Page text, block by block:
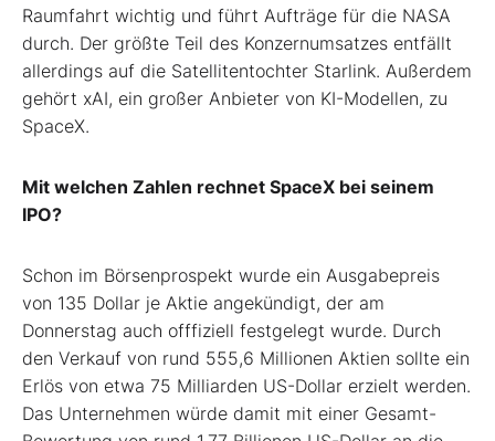
Raumfahrt wichtig und führt Aufträge für die NASA
durch. Der größte Teil des Konzernumsatzes entfällt
allerdings auf die Satellitentochter Starlink. Außerdem
gehört xAI, ein großer Anbieter von KI-Modellen, zu
SpaceX.
Mit welchen Zahlen rechnet SpaceX bei seinem
IPO?
Schon im Börsenprospekt wurde ein Ausgabepreis
von 135 Dollar je Aktie angekündigt, der am
Donnerstag auch offfiziell festgelegt wurde. Durch
den Verkauf von rund 555,6 Millionen Aktien sollte ein
Erlös von etwa 75 Milliarden US-Dollar erzielt werden.
Das Unternehmen würde damit mit einer Gesamt-